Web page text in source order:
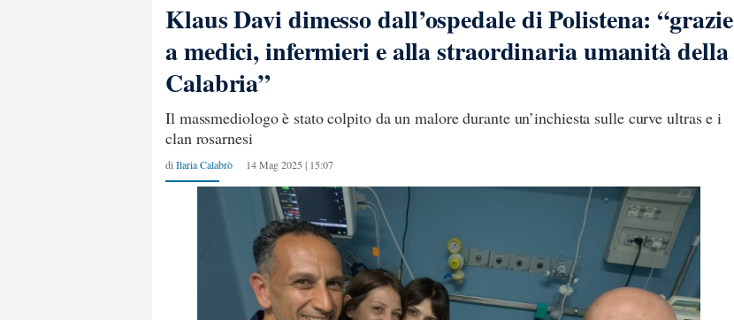
Klaus Davi dimesso dall’ospedale di Polistena: “grazie
a medici, infermieri e alla straordinaria umanità della
Calabria”
Il massmediologo è stato colpito da un malore durante un’inchiesta sulle curve ultras e i
clan rosarnesi
di Ilaria Calabrò 14 Mag 2025 | 15:07